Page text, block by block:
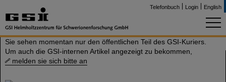
Telefonbuch Login English
Sie sehen momentan nur den öffentlichen Teil des GSI-Kuriers.
Um auch die GSI-internen Artikel angezeigt zu bekommen,
melden sie sich bitte an